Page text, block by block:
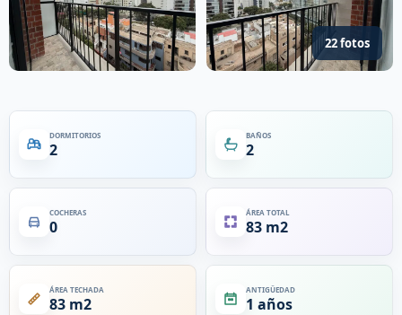
22 fotos
DORMITORIOS
2
BAÑOS
2
COCHERAS
0
ÁREA TOTAL
83 m2
ÁREA TECHADA
83 m2
ANTIGÜEDAD
1 años